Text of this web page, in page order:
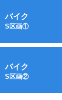
バイク
S区画①
バイク
S区画②